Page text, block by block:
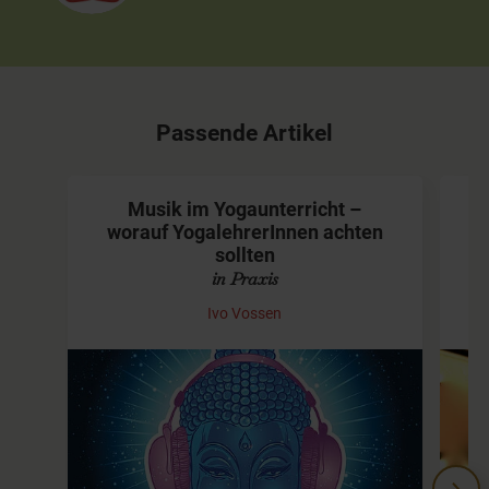
Passende Artikel
Musik im Yogaunterricht –
worauf YogalehrerInnen achten
sollten
in Praxis
Ivo Vossen